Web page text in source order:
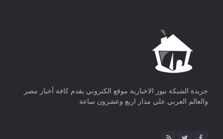
جريدة الشبكة نيوز الاخبارية موقع الكتروني يقدم كافة أخبار مصر
والعالم العربي علي مدار اربع وعشرون ساعة